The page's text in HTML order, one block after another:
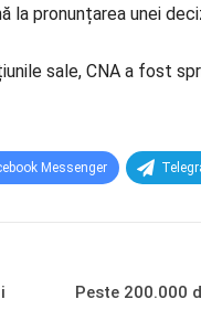
la pronunțarea unei
sale, CNA a fost
Messenger
Peste 200.000